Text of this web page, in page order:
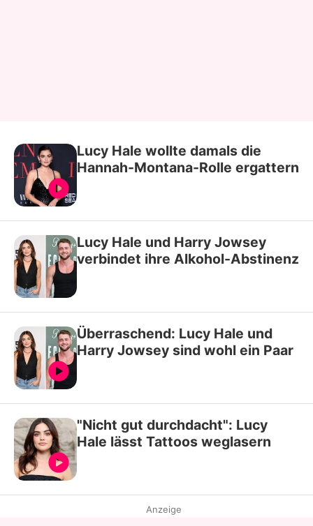
Lucy Hale wollte damals die
Hannah-Montana-Rolle ergattern
Lucy Hale und Harry Jowsey
verbindet ihre Alkohol-Abstinenz
Überraschend: Lucy Hale und
Harry Jowsey sind wohl ein Paar
"Nicht gut durchdacht": Lucy
Hale lässt Tattoos weglasern
Anzeige